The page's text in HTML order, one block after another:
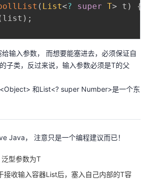
( List<? super T> t )
{
list ) ;
输入参数， 而想要能塞进去，必须保证自
子类，反过来说，输入参数必须是T的父
和List<? super Number>是一个东
Java， 注意只是一个编程建议而已！
型参数为T
接收输入容器List后，塞入自己内部的T容